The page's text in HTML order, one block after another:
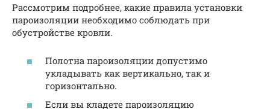
Рассмотрим подробнее, какие правила установки
пароизоляции необходимо соблюдать при
обустройстве кровли.
Полотна пароизоляции допустимо
укладывать как вертикально, так и
горизонтально.
Если вы кладете пароизоляцию